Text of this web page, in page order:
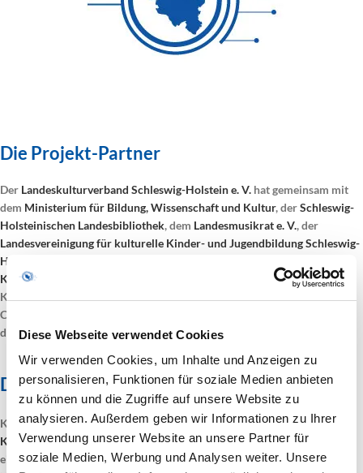
Diese Webseite verwendet Cookies
Wir verwenden Cookies, um Inhalte und Anzeigen zu
personalisieren, Funktionen für soziale Medien anbieten
zu können und die Zugriffe auf unsere Website zu
analysieren. Außerdem geben wir Informationen zu Ihrer
Verwendung unserer Website an unsere Partner für
soziale Medien, Werbung und Analysen weiter. Unsere
Die Projekt-Partner
Der Landeskulturverband Schleswig-Holstein e. V. hat gemeinsam mit
dem Ministerium für Bildung, Wissenschaft und Kultur, derSchleswig-
Holsteinischen Landesbibliothek, dem Landesmusikrat e. V., der
Landesvereinigung für kulturelle Kinder- und Jugendbildung Schleswig-
Holstein e. V.
Künstler Schleswig-Holstein
mit dem Projekt
KulturnetzSH eine Plattform ins Leben gerufen, die in Zeiten der
Corona-Pandemie die Kulturbranche unterstützen sollte und dies nun
darüber hinaus weiterhin tun soll.
Das Projekt KulturnetzSH
KulturnetzSH informiert über und sammelt diedigitalen
KulturangeboteSchleswig-Holsteins. Gleichzeitig bietet KulturnetzSH
eine Übersicht über dieverschiedenen Spendenportale und anderen